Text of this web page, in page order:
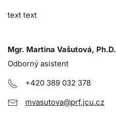
text text
Mgr. Martina Vašutová, Ph.D.
Odborný asistent
+420 389 032 378
mvasutova@prf.jcu.cz